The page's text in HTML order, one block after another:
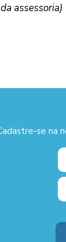
assessoria)
se na